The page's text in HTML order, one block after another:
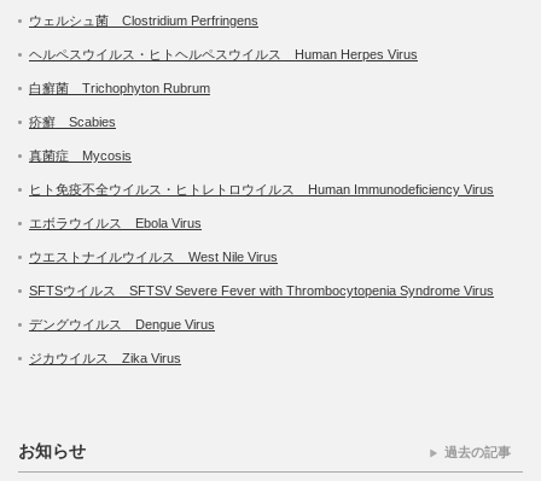
ウェルシュ菌 Clostridium Perfringens
ヘルペスウイルス・ヒトヘルペスウイルス Human Herpes Virus
白癬菌 Trichophyton Rubrum
疥癬 Scabies
真菌症 Mycosis
ヒト免疫不全ウイルス・ヒトレトロウイルス Human Immunodeficiency Virus
エボラウイルス Ebola Virus
ウエストナイルウイルス West Nile Virus
SFTSウイルス SFTSV Severe Fever with Thrombocytopenia Syndrome Virus
デングウイルス Dengue Virus
ジカウイルス Zika Virus
お知らせ 過去の記事